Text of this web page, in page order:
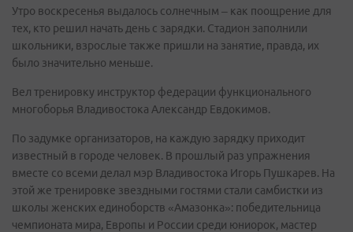
Утро воскресенья выдалось солнечным – как поощрение для
тех, кто решил начать день с зарядки. Стадион заполнили
школьники, взрослые также пришли на занятие, правда, их
было значительно меньше.
Вел тренировку инструктор федерации функционального
многоборья Владивостока Александр Евдокимов.
По задумке организаторов, на каждую зарядку приходит
известный в городе человек. В прошлый раз упражнения
вместе со всеми делал мэр Владивостока Игорь Пушкарев. На
этой же тренировке звездными гостями стали самбистки из
школы женских единоборств «Амазонка»: победительница
чемпионата мира, Европы и России среди юниорок, мастер